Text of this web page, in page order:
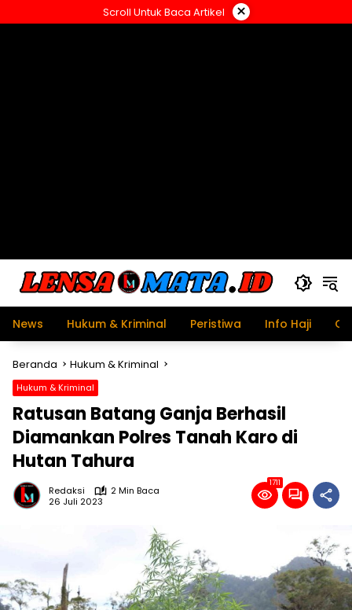
ke
Scroll Untuk Baca Artikel ×
News Hukum & Kriminal Peristiwa Info Haji
Beranda Hukum & Kriminal
Hukum & Kriminal
Ratusan Batang Ganja Berhasil
Diamankan Polres Tanah Karo di
Hutan Tahura
Redaksi
2 Min Baca
26 Juli 2023
1711